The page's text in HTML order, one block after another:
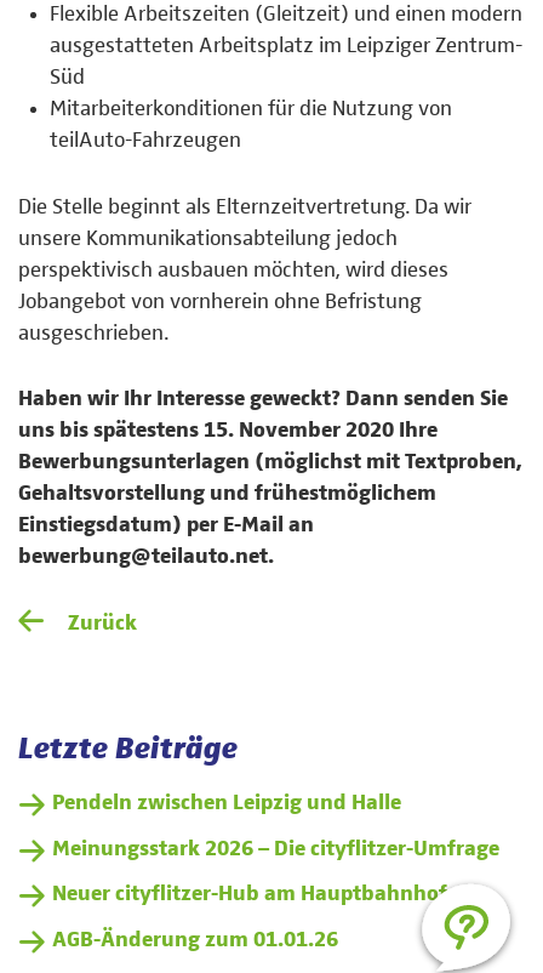
Flexible Arbeitszeiten (Gleitzeit) und einen modern
ausgestatteten Arbeitsplatz im Leipziger Zentrum-
Süd
Mitarbeiterkonditionen für die Nutzung von
teilAuto-Fahrzeugen
Die Stelle beginnt als Elternzeitvertretung. Da wir
unsere Kommunikationsabteilung jedoch
perspektivisch ausbauen möchten, wird dieses
Jobangebot von vornherein ohne Befristung
ausgeschrieben.
Haben wir Ihr Interesse geweckt? Dann senden Sie
uns bis spätestens 15. November 2020 Ihre
Bewerbungsunterlagen (möglichst mit Textproben,
Gehaltsvorstellung und frühestmöglichem
Einstiegsdatum) per E-Mail an
bewerbung@teilauto.net.
Zurück
Letzte Beiträge
Pendeln zwischen Leipzig und Halle
Meinungsstark 2026 – Die cityflitzer-Umfrage
Neuer cityflitzer-Hub am Hauptbahnhof
AGB-Änderung zum 01.01.26